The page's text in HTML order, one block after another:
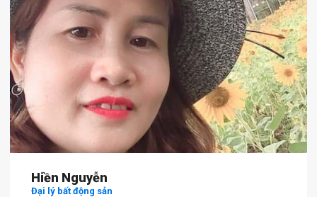
Hiền Nguyễn
Đại lý bất động sản